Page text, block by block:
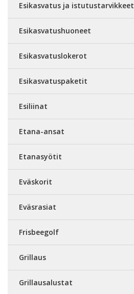
Esikasvatus ja istutustarvikkeet
Esikasvatushuoneet
Esikasvatuslokerot
Esikasvatuspaketit
Esiliinat
Etana-ansat
Etanasyötit
Eväskorit
Eväsrasiat
Frisbeegolf
Grillaus
Grillausalustat